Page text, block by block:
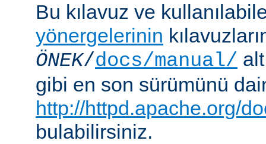
Bu kılavuz ve
yönergelerinin
ÖNEK/docs/manual/
gibi en son sürümünü
http://httpd.apache.org/
bulabilirsiniz.